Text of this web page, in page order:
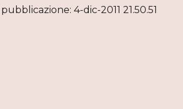
4-dic-2011 21.50.51